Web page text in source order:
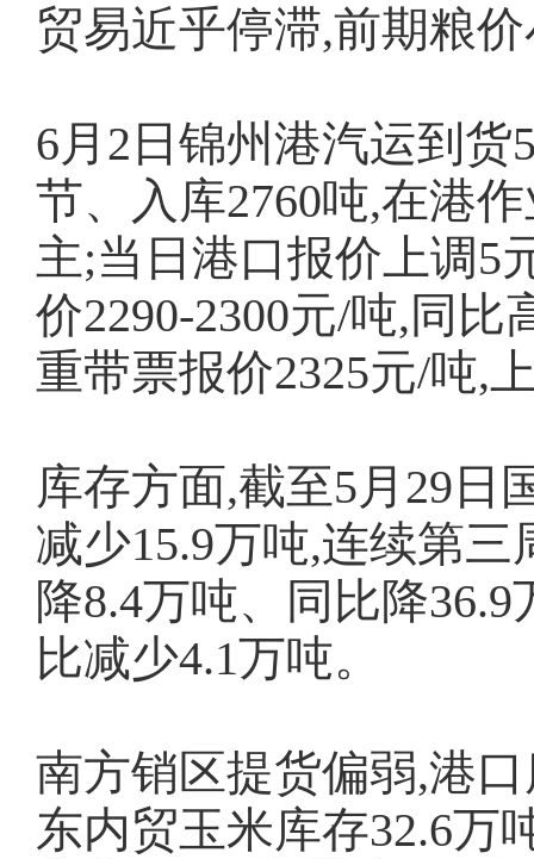
贸易近乎停滞,前期粮
6月2日锦州港汽运到货
节、入库2760吨,在港
主;当日港口报价上调5
价2290-2300元/吨,同比
重带票报价2325元/吨,
库存方面,截至5月29日
减少15.9万吨,连续第
降8.4万吨、同比降
比减少4.1万吨。
南方销区提货偏弱,港
东内贸玉米库存32.6万